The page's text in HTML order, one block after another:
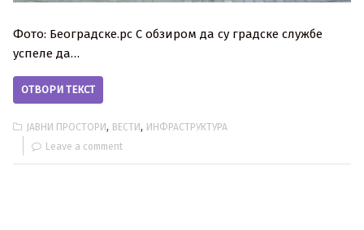
Фото: Београдске.рс С обзиром да су градске службе
успеле да…
ОТВОРИ ТЕКСТ
ЈАВНИ ПРОСТОРИ, ВЕСТИ, ИНФРАСТРУКТУРА
Leave a comment